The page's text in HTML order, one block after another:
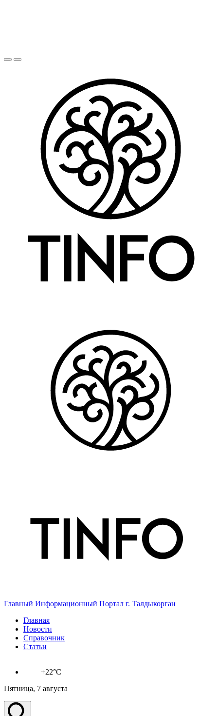
Главный Информационный Портал г. Талдыкорган
Главная
Новости
Справочник
Статьи
+22°C
Пятница, 7 августа